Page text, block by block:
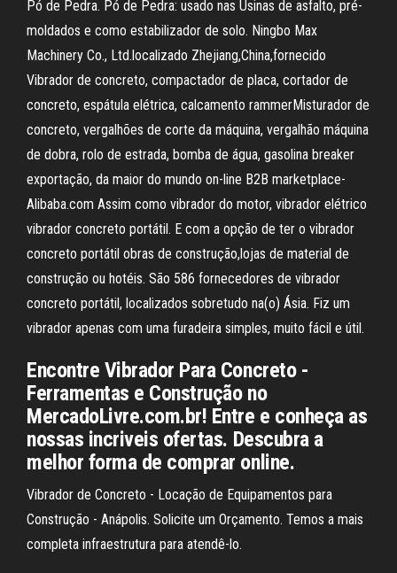
Pó de Pedra. Pó de Pedra: usado nas Usinas de asfalto, pré-
moldados e como estabilizador de solo. Ningbo Max
Machinery Co., Ltd.localizado Zhejiang,China,fornecido
Vibrador de concreto, compactador de placa, cortador de
concreto, espátula elétrica, calcamento rammerMisturador de
concreto, vergalhões de corte da máquina, vergalhão máquina
de dobra, rolo de estrada, bomba de água, gasolina breaker
exportação, da maior do mundo on-line B2B marketplace-
Alibaba.com Assim como vibrador do motor, vibrador elétrico
vibrador concreto portátil. E com a opção de ter o vibrador
concreto portátil obras de construção,lojas de material de
construção ou hotéis. São 586 fornecedores de vibrador
concreto portátil, localizados sobretudo na(o) Ásia. Fiz um
vibrador apenas com uma furadeira simples, muito fácil e útil.
Encontre Vibrador Para Concreto -
Ferramentas e Construção no
MercadoLivre.com.br! Entre e conheça as
nossas incriveis ofertas. Descubra a
melhor forma de comprar online.
Vibrador de Concreto - Locação de Equipamentos para
Construção - Anápolis. Solicite um Orçamento. Temos a mais
completa infraestrutura para atendê-lo.